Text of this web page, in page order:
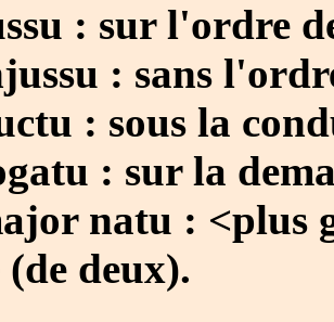
: sur l'ordre
: sans
: sous la
: sur la
natu : <plus
deux).